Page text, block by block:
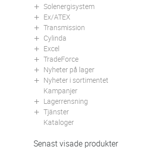
Solenergisystem
Ex/ATEX
Transmission
Cylinda
Excel
TradeForce
Nyheter på lager
Nyheter i sortimentet
Kampanjer
Lagerrensning
Tjänster
Kataloger
Senast visade produkter